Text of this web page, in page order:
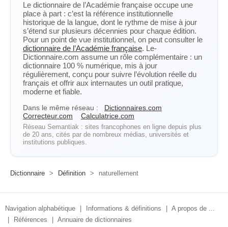
Le dictionnaire de l’Académie française occupe une
place à part : c’est la référence institutionnelle
historique de la langue, dont le rythme de mise à jour
s’étend sur plusieurs décennies pour chaque édition.
Pour un point de vue institutionnel, on peut consulter le
dictionnaire de l’Académie française. Le-
Dictionnaire.com assume un rôle complémentaire : un
dictionnaire 100 % numérique, mis à jour
régulièrement, conçu pour suivre l’évolution réelle du
français et offrir aux internautes un outil pratique,
moderne et fiable.
Dans le même réseau :
Dictionnaires.com
Correcteur.com
Calculatrice.com
Réseau Semantiak : sites francophones en ligne depuis plus
de 20 ans, cités par de nombreux médias, universités et
institutions publiques.
Dictionnaire > Définition > naturellement
Navigation alphabétique Informations & définitions
A propos de ...
Références Annuaire de dictionnaires